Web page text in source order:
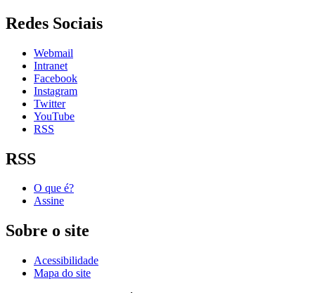
Redes Sociais
Webmail
Intranet
Facebook
Instagram
Twitter
YouTube
RSS
RSS
O que é?
Assine
Sobre o site
Acessibilidade
Mapa do site